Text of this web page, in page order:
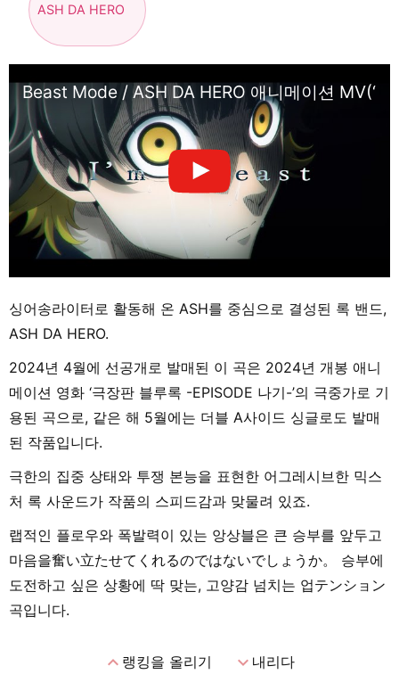
ASH DA HERO
Beast Mode / ASH DA HERO 애니메이션 MV(‘
싱어송라이터로 활동해 온 ASH를 중심으로 결성된 록 밴드,
ASH DA HERO.
2024년 4월에 선공개로 발매된 이 곡은 2024년 개봉 애니
메이션 영화 ‘극장판 블루록 -EPISODE 나기-’의 극중가로 기
용된 곡으로, 같은 해 5월에는 더블 A사이드 싱글로도 발매
된 작품입니다.
극한의 집중 상태와 투쟁 본능을 표현한 어그레시브한 믹스
처 록 사운드가 작품의 스피드감과 맞물려 있죠.
랩적인 플로우와 폭발력이 있는 앙상블은 큰 승부를 앞두고
마음을奮い立たせてくれるのではないでしょうか。 승부에
도전하고 싶은 상황에 딱 맞는, 고양감 넘치는 업テンション
곡입니다.
expand_less랭킹을 올리기 expand_more내리다